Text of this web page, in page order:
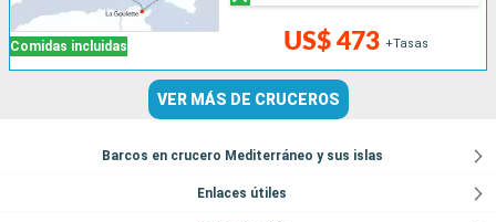
Comidas incluidas US$ 473 +Tasas
VER MÁS DE CRUCEROS
Barcos en crucero Mediterráneo y sus islas
Enlaces útiles